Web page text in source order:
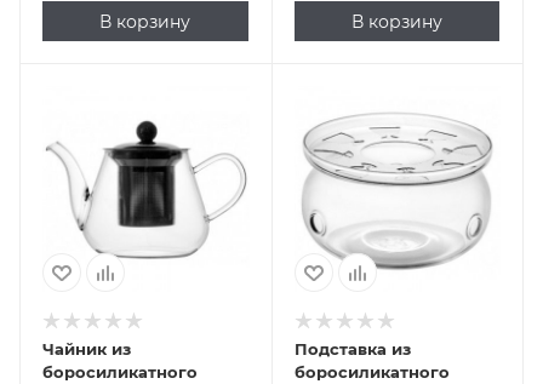
В корзину В корзину
Чайник из
боросиликатного
Подставка из
боросиликатного